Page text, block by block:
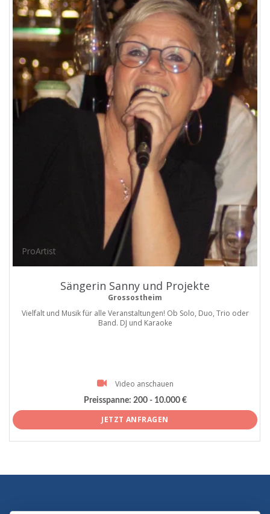
ProArtist
Sängerin Sanny und Projekte
Grossostheim
Vielfalt und Musik für alle Veranstaltungen! Ob Solo, Duo, Trio oder
Band. DJ und Karaoke
Video anschauen
Preisspanne: 200 - 10.000 €
JETZT ANFRAGEN